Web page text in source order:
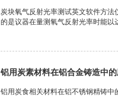
炭块氧气反射光率测试英文软件方
的是议器在量测氧气反射光率时能
铝用炭素材料在铝合金铸造中
铝用炭食相关材料在铝不锈钢精铸